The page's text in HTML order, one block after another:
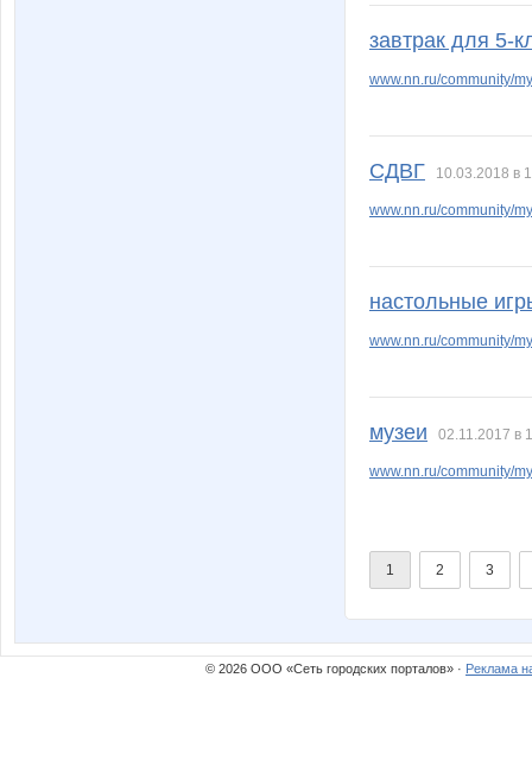
завтрак для 5-
www.nn.ru/community/
СДВГ 10.03.2018 в
www.nn.ru/community/
настольные
www.nn.ru/community/
музеи 02.11.2017 в
www.nn.ru/community/
1 2 3
© 2026 ООО «Сеть городских порталов» · Реклама